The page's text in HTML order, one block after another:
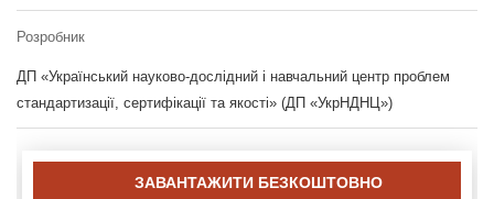
Розробник
ДП «Український науково-дослідний і навчальний центр проблем
стандартизації, сертифікації та якості» (ДП «УкрНДНЦ»)
ЗАВАНТАЖИТИ БЕЗКОШТОВНО